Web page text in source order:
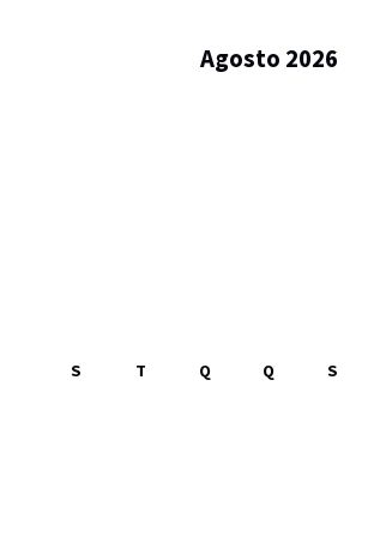
Agosto 2026
S T Q Q S